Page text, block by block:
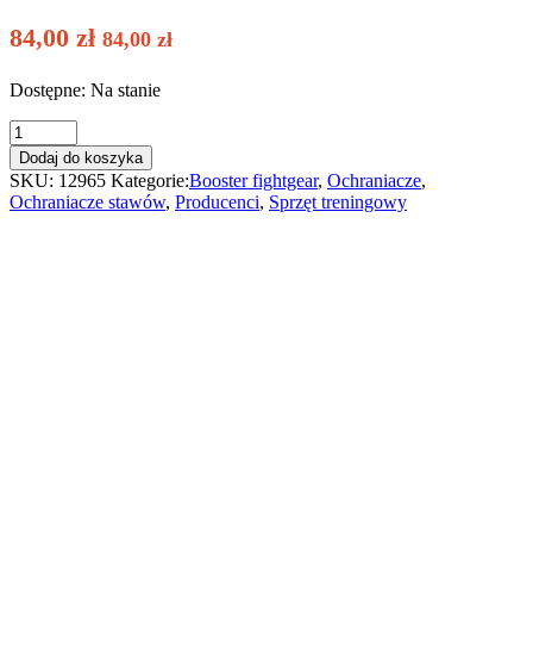
84,00 zł 84,00 zł
Dostępne: Na stanie
Booster
stabilizator
stawu
skokowego
AG
Dodaj do koszyka
SKU: 12965 Kategorie:Booster fightgear, Ochraniacze,
Ochraniacze stawów, Producenci, Sprzęt treningowy